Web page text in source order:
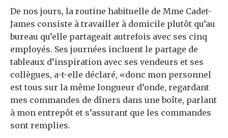
De nos jours, la routine habituelle de Mme Cadet-
James consiste à travailler à domicile plutôt qu’au
bureau qu’elle partageait autrefois avec ses cinq
employés. Ses journées incluent le partage de
tableaux d’inspiration avec ses vendeurs et ses
collègues, a-t-elle déclaré, «donc mon personnel
est tous sur la même longueur d’onde, regardant
mes commandes de dîners dans une boîte, parlant
à mon entrepôt et s’assurant que les commandes
sont remplies.